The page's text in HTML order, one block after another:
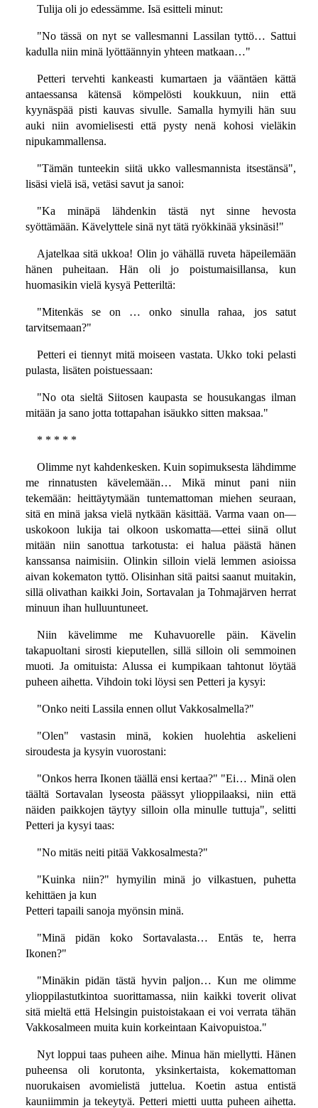
Tulija oli jo edessämme. Isä esitteli minut:
"No tässä on nyt se vallesmanni Lassilan tyttö… Sattui
kadulla niin minä lyöttäännyin yhteen matkaan…"
Petteri tervehti kankeasti kumartaen ja vääntäen kättä
antaessansa kätensä kömpelösti koukkuun, niin että
kyynäspää pisti kauvas sivulle. Samalla hymyili hän suu
auki niin avomielisesti että pysty nenä kohosi vieläkin
nipukammallensa.
"Tämän tunteekin siitä ukko vallesmannista itsestänsä",
lisäsi vielä isä, vetäsi savut ja sanoi:
"Ka minäpä lähdenkin tästä nyt sinne hevosta
syöttämään. Kävelyttele sinä nyt tätä ryökkinää yksinäsi!"
Ajatelkaa sitä ukkoa! Olin jo vähällä ruveta häpeilemään
hänen puheitaan. Hän oli jo poistumaisillansa, kun
huomasikin vielä kysyä Petteriltä:
"Mitenkäs se on … onko sinulla rahaa, jos satut
tarvitsemaan?"
Petteri ei tiennyt mitä moiseen vastata. Ukko toki pelasti
pulasta, lisäten poistuessaan:
"No ota sieltä Siitosen kaupasta se housukangas ilman
mitään ja sano jotta tottapahan isäukko sitten maksaa."
* * * * *
Olimme nyt kahdenkesken. Kuin sopimuksesta lähdimme
me rinnatusten kävelemään… Mikä minut pani niin
tekemään: heittäytymään tuntemattoman miehen seuraan,
sitä en minä jaksa vielä nytkään käsittää. Varma vaan on—
uskokoon lukija tai olkoon uskomatta—ettei siinä ollut
mitään niin sanottua tarkotusta: ei halua päästä hänen
kanssansa naimisiin. Olinkin silloin vielä lemmen asioissa
aivan kokematon tyttö. Olisinhan sitä paitsi saanut muitakin,
sillä olivathan kaikki Join, Sortavalan ja Tohmajärven herrat
minuun ihan hulluuntuneet.
Niin kävelimme me Kuhavuorelle päin. Kävelin
takapuoltani sirosti kieputellen, sillä silloin oli semmoinen
muoti. Ja omituista: Alussa ei kumpikaan tahtonut löytää
puheen aihetta. Vihdoin toki löysi sen Petteri ja kysyi:
"Onko neiti Lassila ennen ollut Vakkosalmella?"
"Olen" vastasin minä, kokien huolehtia askelieni
siroudesta ja kysyin vuorostani:
"Onkos herra Ikonen täällä ensi kertaa?" "Ei… Minä olen
täältä Sortavalan lyseosta päässyt ylioppilaaksi, niin että
näiden paikkojen täytyy silloin olla minulle tuttuja", selitti
Petteri ja kysyi taas:
"No mitäs neiti pitää Vakkosalmesta?"
"Kuinka niin?" hymyilin minä jo vilkastuen, puhetta
kehittäen ja kun
Petteri tapaili sanoja myönsin minä.
"Minä pidän koko Sortavalasta… Entäs te, herra
Ikonen?"
"Minäkin pidän tästä hyvin paljon… Kun me olimme
ylioppilastutkintoa suorittamassa, niin kaikki toverit olivat
sitä mieltä että Helsingin puistoistakaan ei voi verrata tähän
Vakkosalmeen muita kuin korkeintaan Kaivopuistoa."
Nyt loppui taas puheen aihe. Minua hän miellytti. Hänen
puheensa oli korutonta, yksinkertaista, kokemattoman
nuorukaisen avomielistä juttelua. Koetin astua entistä
kauniimmin ja tekeytyä. Petteri mietti uutta puheen aihetta.